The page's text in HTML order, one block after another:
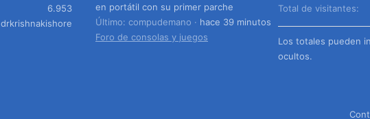
6.953
drkrishnakishore
en portátil con su primer parche
Último: compudemano
hace 39 minutos
Foro de consolas y juegos
Total de visitantes
Los totales pueden
ocultos.